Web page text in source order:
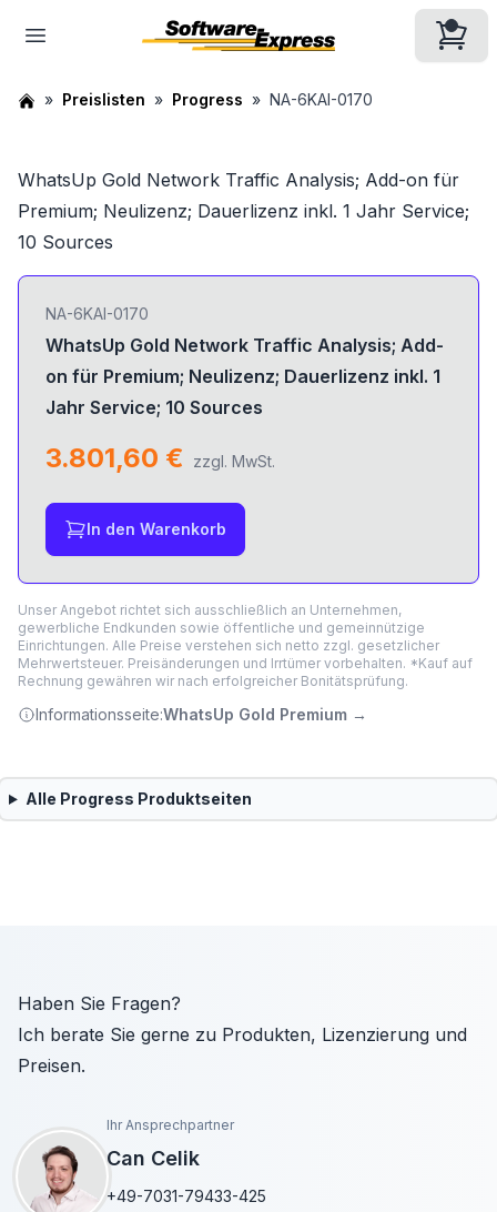
Preislisten Progress NA-6KAI-0170
WhatsUp Gold Network Traffic Analysis; Add-on für
Premium; Neulizenz; Dauerlizenz inkl. 1 Jahr Service;
10 Sources
NA-6KAI-0170
WhatsUp Gold Network Traffic Analysis; Add-
on für Premium; Neulizenz; Dauerlizenz inkl. 1
Jahr Service; 10 Sources
3.801,60 € zzgl. MwSt.
In den Warenkorb
Unser Angebot richtet sich ausschließlich an Unternehmen,
gewerbliche Endkunden sowie öffentliche und gemeinnützige
Einrichtungen. Alle Preise verstehen sich netto zzgl. gesetzlicher
Mehrwertsteuer. Preisänderungen und Irrtümer vorbehalten. *Kauf auf
Rechnung gewähren wir nach erfolgreicher Bonitätsprüfung.
Informationsseite:WhatsUp Gold Premium →
Alle Progress Produktseiten
Haben Sie Fragen?
Ich berate Sie gerne zu Produkten, Lizenzierung und
Preisen.
Ihr Ansprechpartner
Can Celik
+49-7031-79433-425